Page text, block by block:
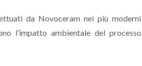
da Novoceram nei più moderni
l’impatto ambientale del processo